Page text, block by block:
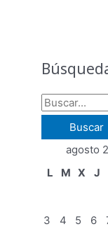
c
a
r
agosto
L
M X J
3
4 5 6